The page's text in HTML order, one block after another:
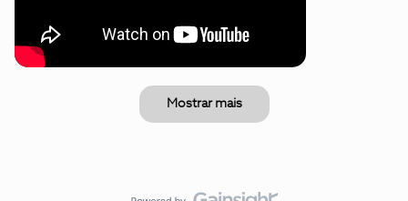
Mostrar mais